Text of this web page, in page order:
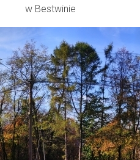
w Bestwinie